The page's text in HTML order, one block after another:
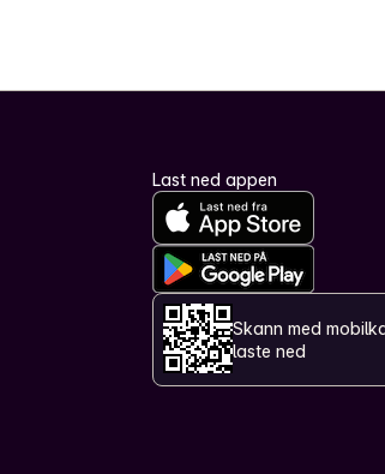
Last ned appen
Skann med
laste ned